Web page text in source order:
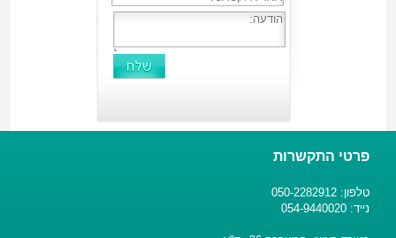
פרטי התקשרות
טלפון: 050-2282912
נייד: 054-9440020